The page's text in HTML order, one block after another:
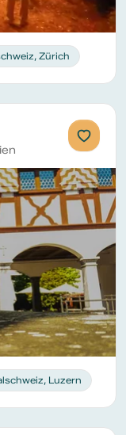
Zürich
Luzern